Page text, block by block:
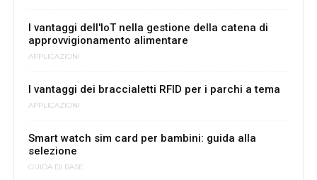
I vantaggi dell'IoT nella gestione della catena di
approvvigionamento alimentare
APPLICAZIONI
I vantaggi dei braccialetti RFID per i parchi a tema
APPLICAZIONI
Smart watch sim card per bambini: guida alla
selezione
GUIDA DI BASE